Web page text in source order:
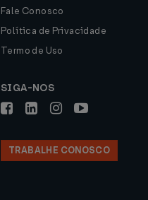
Fale Conosco
Política de Privacidade
Termo de Uso
SIGA-NOS
TRABALHE CONOSCO